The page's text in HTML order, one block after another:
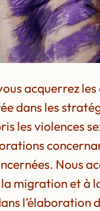
acquerrez
dans les
les violences
Nous
migration et à
l’élaboration